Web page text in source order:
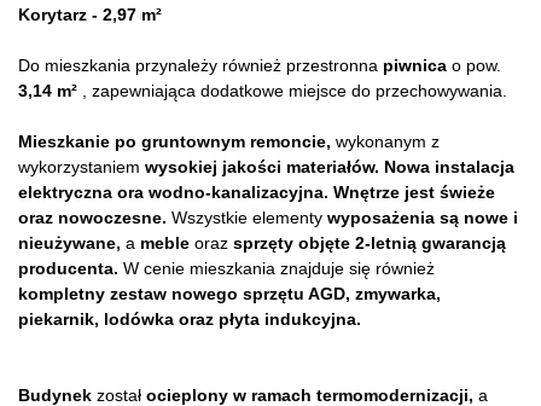
Korytarz - 2,97 m²
Do mieszkania przynależy również przestronna piwnica o pow.
3,14 m² , zapewniająca dodatkowe miejsce do przechowywania.
Mieszkanie po gruntownym remoncie, wykonanym z
wykorzystaniem wysokiej jakości materiałów. Nowa instalacja
elektryczna ora wodno-kanalizacyjna. Wnętrze jest świeże
oraz nowoczesne. Wszystkie elementy wyposażenia są nowe i
nieużywane, a meble oraz sprzęty objęte 2-letnią gwarancją
producenta. W cenie mieszkania znajduje się również
kompletny zestaw nowego sprzętu AGD, zmywarka,
piekarnik, lodówka oraz płyta indukcyjna.
Budynek został ocieplony w ramach termomodernizacji, a